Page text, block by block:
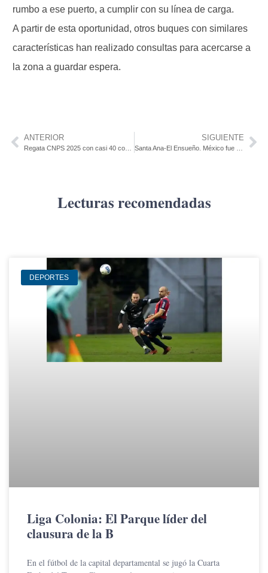
rumbo a ese puerto, a cumplir con su línea de carga.
A partir de esta oportunidad, otros buques con similares
características han realizado consultas para acercarse a
la zona a guardar espera.
ANTERIOR SIGUIENTE
Lecturas recomendadas
DEPORTES
Liga Colonia: El Parque líder del
clausura de la B
En el fútbol de la capital departamental se jugó la Cuarta